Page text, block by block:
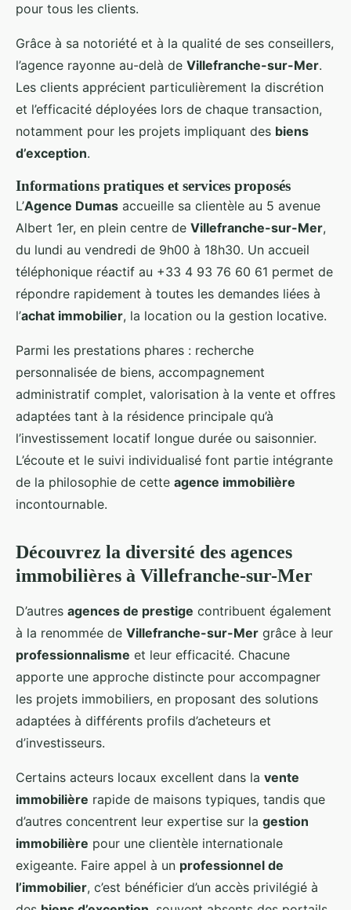
pour tous les clients.
Grâce à sa notoriété et à la qualité de ses conseillers,
l’agence rayonne au-delà de Villefranche-sur-Mer.
Les clients apprécient particulièrement la discrétion
et l’efficacité déployées lors de chaque transaction,
notamment pour les projets impliquant des biens
d’exception.
Informations pratiques et services proposés
L’Agence Dumas accueille sa clientèle au 5 avenue
Albert 1er, en plein centre de Villefranche-sur-Mer,
du lundi au vendredi de 9h00 à 18h30. Un accueil
téléphonique réactif au +33 4 93 76 60 61 permet de
répondre rapidement à toutes les demandes liées à
l’achat immobilier, la location ou la gestion locative.
Parmi les prestations phares : recherche
personnalisée de biens, accompagnement
administratif complet, valorisation à la vente et offres
adaptées tant à la résidence principale qu’à
l’investissement locatif longue durée ou saisonnier.
L’écoute et le suivi individualisé font partie intégrante
de la philosophie de cette agence immobilière
incontournable.
Découvrez la diversité des agences
immobilières à Villefranche-sur-Mer
D’autres agences de prestige contribuent également
à la renommée de Villefranche-sur-Mer grâce à leur
professionnalisme et leur efficacité. Chacune
apporte une approche distincte pour accompagner
les projets immobiliers, en proposant des solutions
adaptées à différents profils d’acheteurs et
d’investisseurs.
Certains acteurs locaux excellent dans la vente
immobilière rapide de maisons typiques, tandis que
d’autres concentrent leur expertise sur la gestion
immobilière pour une clientèle internationale
exigeante. Faire appel à un professionnel de
l’immobilier, c’est bénéficier d’un accès privilégié à